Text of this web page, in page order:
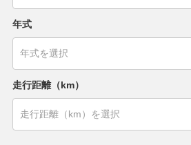
年式
走行距離（km）